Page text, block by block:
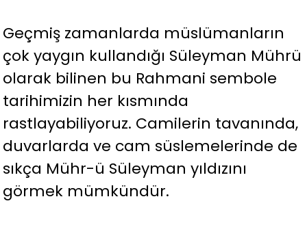
Geçmiş zamanlarda müslümanların
çok yaygın kullandığı Süleyman Mührü
olarak bilinen bu Rahmani sembole
tarihimizin her kısmında
rastlayabiliyoruz. Camilerin tavanında,
duvarlarda ve cam süslemelerinde de
sıkça Mühr-ü Süleyman yıldızını
görmek mümkündür.